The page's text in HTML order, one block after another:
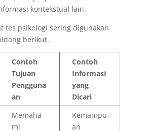
kontekstual lain.
tes psikologi sering digunakan
berikut.
Contoh
Tujuan
Pengguna
an
Contoh
Informasi
yang
Dicari
Memaha
mi
Kemampu
an